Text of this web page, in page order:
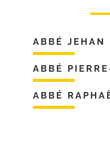
ABBÉ JEHAN
ABBÉ
ABBÉ